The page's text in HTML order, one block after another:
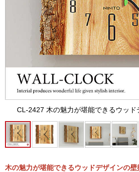
CL-2427 木の魅力が堪能できるウッド
木の魅力が堪能できるウッドデザインの壁